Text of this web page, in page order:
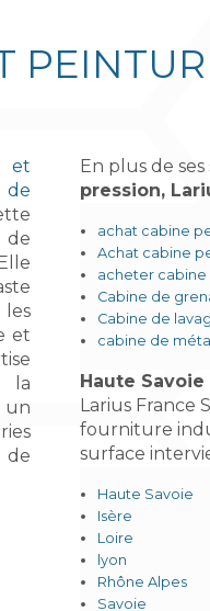
et
de
et
la
un
En plus de ses
pression,
achat cabine
Achat cabine
acheter
Cabine de
Cabine de
cabine de
Haute Savoie
Larius France
fourniture
surface
Haute Savoie
Isère
Loire
lyon
Rhône Alpes
Savoie